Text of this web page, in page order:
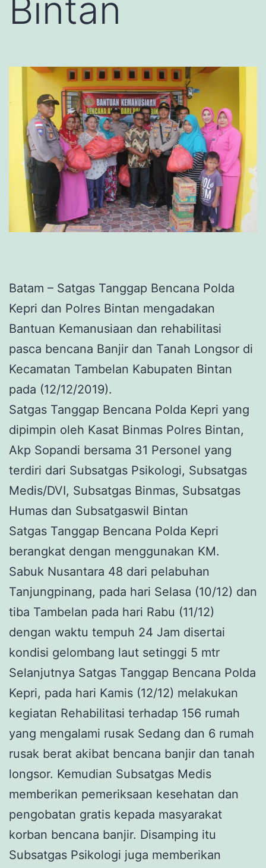
Bintan
Batam – Satgas Tanggap Bencana Polda
Kepri dan Polres Bintan mengadakan
Bantuan Kemanusiaan dan rehabilitasi
pasca bencana Banjir dan Tanah Longsor di
Kecamatan Tambelan Kabupaten Bintan
pada (12/12/2019).
Satgas Tanggap Bencana Polda Kepri yang
dipimpin oleh Kasat Binmas Polres Bintan,
Akp Sopandi bersama 31 Personel yang
terdiri dari Subsatgas Psikologi, Subsatgas
Medis/DVI, Subsatgas Binmas, Subsatgas
Humas dan Subsatgaswil Bintan
Satgas Tanggap Bencana Polda Kepri
berangkat dengan menggunakan KM.
Sabuk Nusantara 48 dari pelabuhan
Tanjungpinang, pada hari Selasa (10/12) dan
tiba Tambelan pada hari Rabu (11/12)
dengan waktu tempuh 24 Jam disertai
kondisi gelombang laut setinggi 5 mtr
Selanjutnya Satgas Tanggap Bencana Polda
Kepri, pada hari Kamis (12/12) melakukan
kegiatan Rehabilitasi terhadap 156 rumah
yang mengalami rusak Sedang dan 6 rumah
rusak berat akibat bencana banjir dan tanah
longsor. Kemudian Subsatgas Medis
memberikan pemeriksaan kesehatan dan
pengobatan gratis kepada masyarakat
korban bencana banjir. Disamping itu
Subsatgas Psikologi juga memberikan